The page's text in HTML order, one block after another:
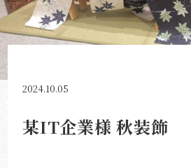
2024.10.05
某IT企業様 秋装飾